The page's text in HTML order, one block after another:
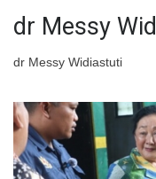
dr Messy
dr Messy Widiastuti